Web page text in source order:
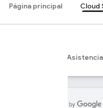
Página principal Cloud
Asistencia